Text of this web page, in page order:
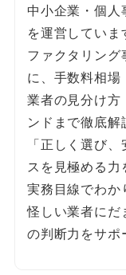
中小企業・個人
を運営していま
ファクタリング
に、手数料相場
業者の見分け方
ンドまで徹底解
「正しく選び
スを見極める力
実務目線でわか
怪しい業者にだ
の判断力をサポ